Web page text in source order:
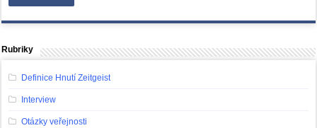
Rubriky
Definice Hnutí Zeitgeist
Interview
Otázky veřejnosti